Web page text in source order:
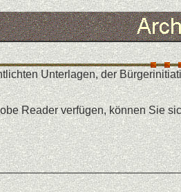
Unterlagen, der
Reader verfügen, können Sie